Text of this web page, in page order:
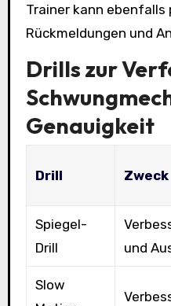
Trainer kann
Rückmeldungen und
Drills zur
Genauigkeit
Drill Zweck
Spiegel-
Drill
und
Slow